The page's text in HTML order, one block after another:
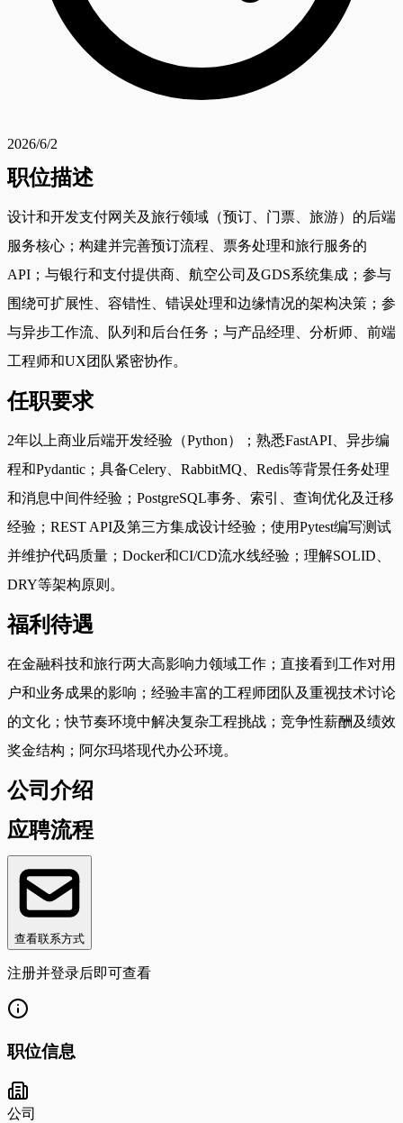
2026/6/2
职位描述
设计和开发支付网关及旅行领域（预订、门票、旅游）的后端
服务核心；构建并完善预订流程、票务处理和旅行服务的
API；与银行和支付提供商、航空公司及GDS系统集成；参与
围绕可扩展性、容错性、错误处理和边缘情况的架构决策；参
与异步工作流、队列和后台任务；与产品经理、分析师、前端
工程师和UX团队紧密协作。
任职要求
2年以上商业后端开发经验（Python）；熟悉FastAPI、异步编
程和Pydantic；具备Celery、RabbitMQ、Redis等背景任务处理
和消息中间件经验；PostgreSQL事务、索引、查询优化及迁移
经验；REST API及第三方集成设计经验；使用Pytest编写测试
并维护代码质量；Docker和CI/CD流水线经验；理解SOLID、
DRY等架构原则。
福利待遇
在金融科技和旅行两大高影响力领域工作；直接看到工作对用
户和业务成果的影响；经验丰富的工程师团队及重视技术讨论
的文化；快节奏环境中解决复杂工程挑战；竞争性薪酬及绩效
奖金结构；阿尔玛塔现代办公环境。
公司介绍
应聘流程
查看联系方式
注册并登录后即可查看
职位信息
公司